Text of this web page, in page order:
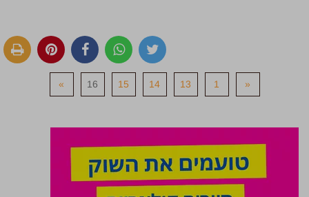
«
1
13
14
15
16
»